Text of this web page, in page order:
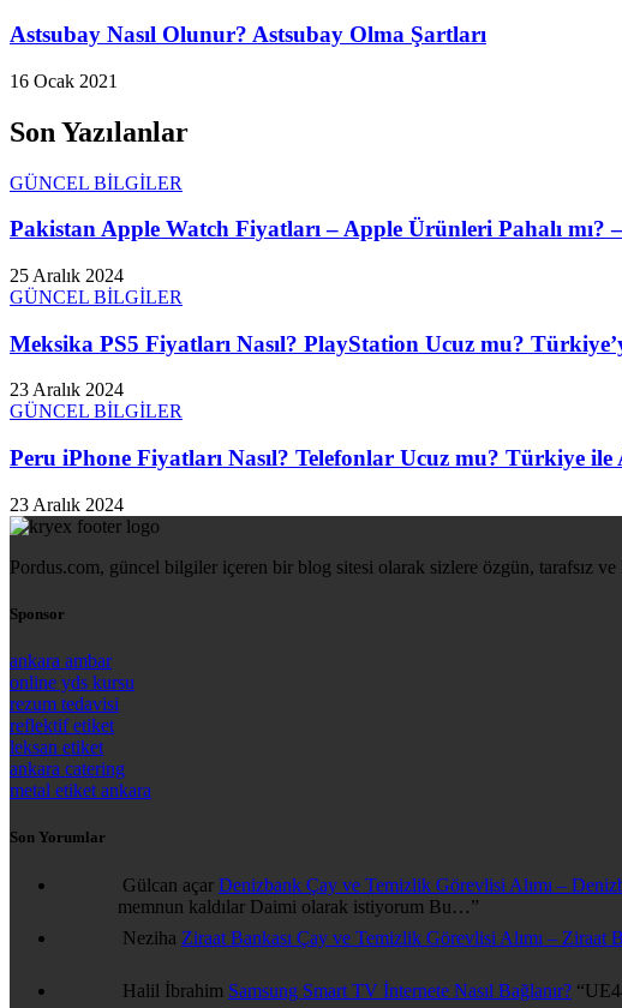
Astsubay Nasıl Olunur? Astsubay Olma Şartları
16 Ocak 2021
Son Yazılanlar
GÜNCEL BİLGİLER
Pakistan Apple Watch Fiyatları – Apple Ürünleri Pahalı mı?
25 Aralık 2024
GÜNCEL BİLGİLER
Meksika PS5 Fiyatları Nasıl? PlayStation Ucuz mu?
23 Aralık 2024
GÜNCEL BİLGİLER
Peru iPhone Fiyatları Nasıl? Telefonlar Ucuz mu? Türkiye
23 Aralık 2024
Pordus.com, güncel bilgiler içeren bir blog sitesi olarak sizlere özgün, tarafsız
Sponsor
ankara ambar
online yds kursu
rezum tedavisi
reflektif etiket
leksan etiket
ankara catering
metal etiket ankara
Son Yorumlar
Gülcan açar Denizbank Çay ve Temizlik Görevlisi Alımı –
memnun kaldılar Daimi olarak istiyorum Bu…”
Neziha Ziraat Bankası Çay ve Temizlik Görevlisi Alımı – Ziraat
Halil İbrahim Samsung Smart TV İnternete Nasıl Bağlanır? “